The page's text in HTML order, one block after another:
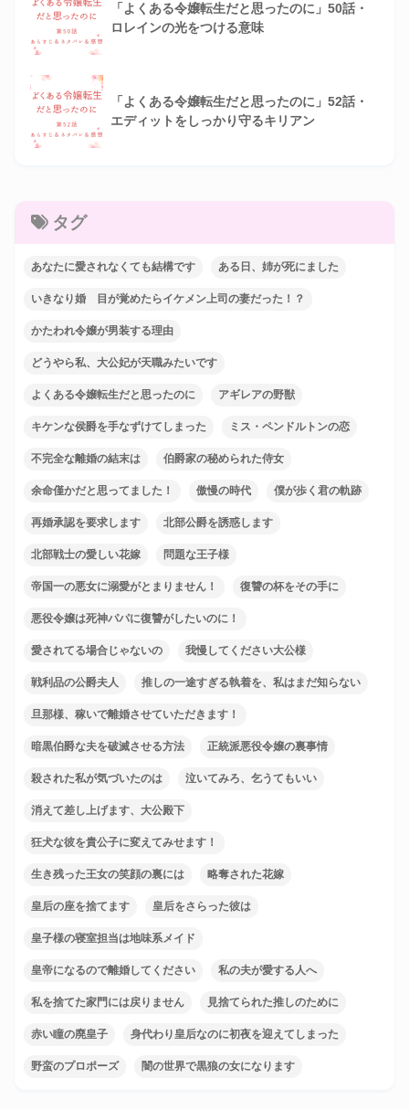
「よくある令嬢転生だと思ったのに」50話・
ロレインの光をつける意味
「よくある令嬢転生だと思ったのに」52話・
エディットをしっかり守るキリアン
タグ
あなたに愛されなくても結構です ある日、姉が死にました
いきなり婚 目が覚めたらイケメン上司の妻だった！？
かたわれ令嬢が男装する理由
どうやら私、大公妃が天職みたいです
よくある令嬢転生だと思ったのに アギレアの野獣
キケンな侯爵を手なずけてしまった ミス・ペンドルトンの恋
不完全な離婚の結末は 伯爵家の秘められた侍女
余命僅かだと思ってました！ 傲慢の時代 僕が歩く君の軌跡
再婚承認を要求します 北部公爵を誘惑します
北部戦士の愛しい花嫁 問題な王子様
帝国一の悪女に溺愛がとまりません！ 復讐の杯をその手に
悪役令嬢は死神パパに復讐がしたいのに！
愛されてる場合じゃないの 我慢してください大公様
戦利品の公爵夫人 推しの一途すぎる執着を、私はまだ知らない
旦那様、稼いで離婚させていただきます！
暗黒伯爵な夫を破滅させる方法 正統派悪役令嬢の裏事情
殺された私が気づいたのは 泣いてみろ、乞うてもいい
消えて差し上げます、大公殿下
狂犬な彼を貴公子に変えてみせます！
生き残った王女の笑顔の裏には 略奪された花嫁
皇后の座を捨てます 皇后をさらった彼は
皇子様の寝室担当は地味系メイド
皇帝になるので離婚してください 私の夫が愛する人へ
私を捨てた家門には戻りません 見捨てられた推しのために
赤い瞳の廃皇子 身代わり皇后なのに初夜を迎えてしまった
野蛮のプロポーズ 闇の世界で黒狼の女になります